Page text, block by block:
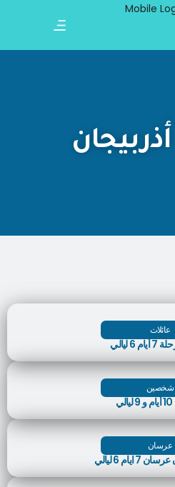
عائلات
ليالي
شخصين
عرسان
6 ليالي